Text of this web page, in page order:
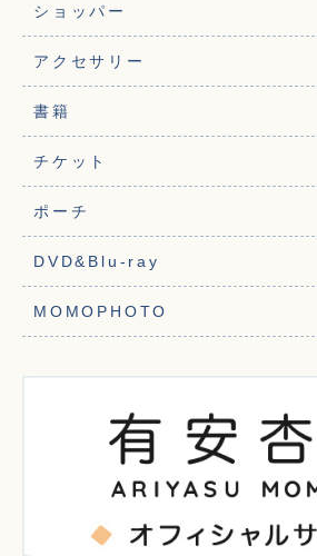
ショッパー
アクセサリー
書籍
チケット
ポーチ
DVD&Blu-ray
MOMOPHOTO